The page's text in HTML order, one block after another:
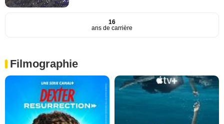
16
ans de carrière
Filmographie